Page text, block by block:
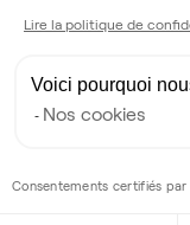
Lire la politique de
Voici pourquoi
Nos cookies
Consentements certifiés par